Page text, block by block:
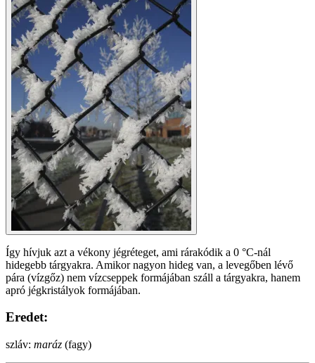
Így hívjuk azt a vékony jégréteget, ami rárakódik a 0 °C-nál
hidegebb tárgyakra. Amikor nagyon hideg van, a levegőben lévő
pára (vízgőz) nem vízcseppek formájában száll a tárgyakra, hanem
apró jégkristályok formájában.
Eredet:
szláv: maráz (fagy)